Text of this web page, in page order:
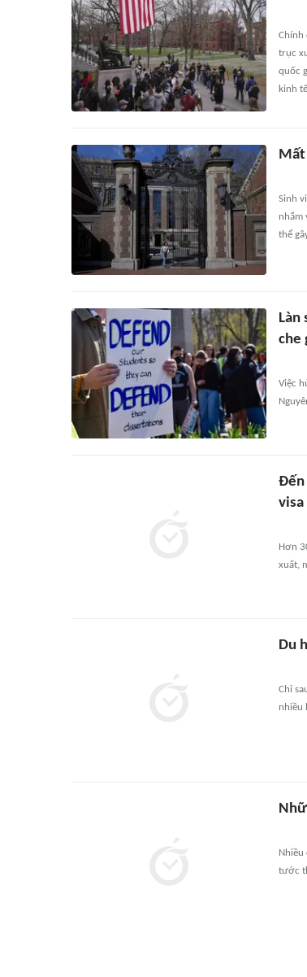
Chính
trục
quốc
kinh
Mất
Sinh
nhắm
thể
Làn
che
Việc
Đến
visa
Hơn
xuất,
Du
Chỉ
nhiều
Nhiều
tước